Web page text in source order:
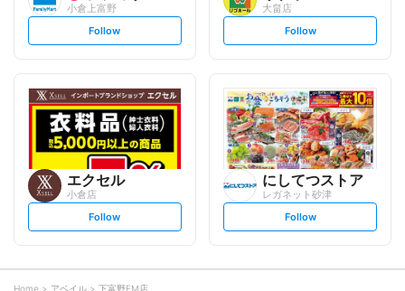
小倉上富野
s
t
l
o
w
Follow
大畠店
s
t
l
o
w
Follow
エクセル
小倉店
s
t
o
Follow
にしてつストア
レガネット砂津
s
t
Follow
Home アベイル 下富野FM店